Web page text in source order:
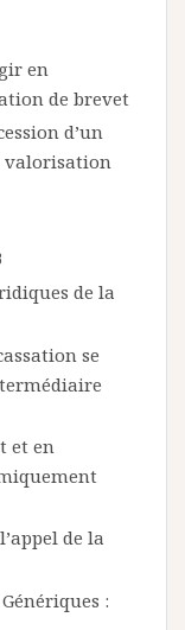
en
de brevet
d’un
valorisation
de la
se
et en
de la
: